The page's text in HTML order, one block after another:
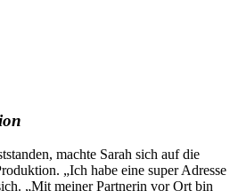
machte Sarah sich auf die
„Ich habe eine super Adresse
„Mit meiner Partnerin vor Ort bin